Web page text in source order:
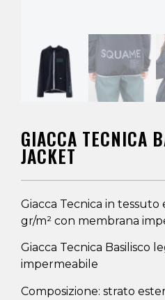
GIACCA TECNICA
JACKET
Giacca Tecnica in tessuto
gr/m² con membrana
Giacca Tecnica Basilisco
impermeabile
Composizione: strato